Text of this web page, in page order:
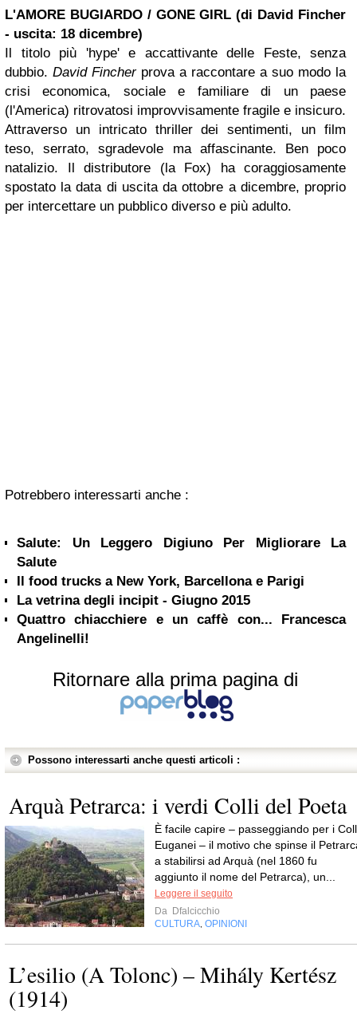
L'AMORE BUGIARDO / GONE GIRL (di David Fincher
- uscita: 18 dicembre)
Il titolo più 'hype' e accattivante delle Feste, senza
dubbio. David Fincherprova a raccontare a suo modo la
crisi economica, sociale e familiare di un paese
(l'America) ritrovatosi improvvisamente fragile e insicuro.
Attraverso un intricato thriller dei sentimenti, un film
teso, serrato, sgradevole ma affascinante. Ben poco
natalizio. Il distributore (la Fox) ha coraggiosamente
spostato la data di uscita da ottobre a dicembre, proprio
per intercettare un pubblico diverso e più adulto.
Potrebbero interessarti anche :
Salute: Un Leggero Digiuno Per Migliorare La
Salute
Il food trucks a New York, Barcellona e Parigi
La vetrina degli incipit - Giugno 2015
Quattro chiacchiere e un caffè con... Francesca
Angelinelli!
Ritornare alla prima pagina di
Possono interessarti anche questi articoli :
Arquà Petrarca: i verdi Colli del Poeta
È facile capire – passeggiando per i
Euganei – il motivo che spinse il
a stabilirsi ad Arquà (nel 1860 fu
aggiunto il nome del Petrarca), un...
Leggere il seguito
Da Dfalcicchio
CULTURA OPINIONI
L’esilio (A Tolonc) – Mihály Kertész
(1914)